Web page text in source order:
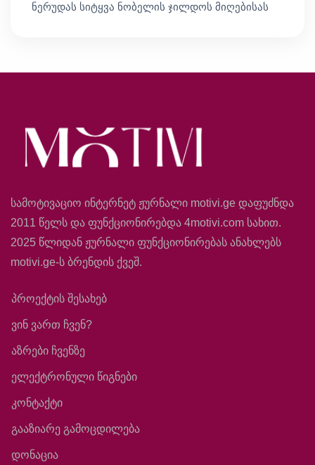
ნერუდას სიტყვა ნობელის ჯილდოს მიღებისას
სამოტივაციო ინტერნეტ ჟურნალი motivi.ge დაფუძნდა
2011 წელს და ფუნქციონირებდა 4motivi.com სახით.
2025 წლიდან ჟურნალი ფუნქციონირებას ანახლებს
motivi.ge-ს ბრენდის ქვეშ.
პროექტის შესახებ
ვინ ვართ ჩვენ?
აზრები ჩვენზე
ელექტრონული წიგნები
კონტაქტი
გააზიარე გამოცდილება
დონაცია